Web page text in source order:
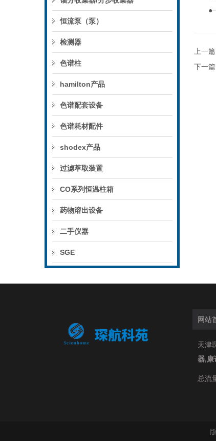
恒流泵（泵）
检测器
色谱柱
hamilton产品
色谱配套设备
色谱耗材配件
shodex产品
过滤萃取装置
CO系列恒温柱箱
药物溶出设备
二手仪器
SGE
●一
上一篇
下一
网站
天津
器,康
总流